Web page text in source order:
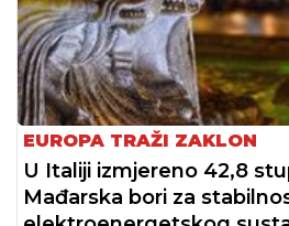
EUROPA TRAŽI ZAKLON
U Italiji izmjereno 42,8
Mađarska bori za